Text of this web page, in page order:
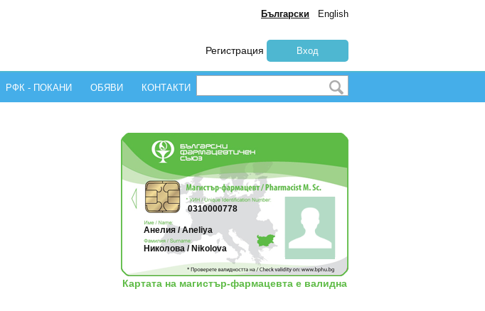
Български English
Регистрация Вход
РФК - ПОКАНИ ОБЯВИ КОНТАКТИ
0310000778
Анелия / Aneliya
Николова / Nikolova
Картата на магистър-фармацевта е валидна